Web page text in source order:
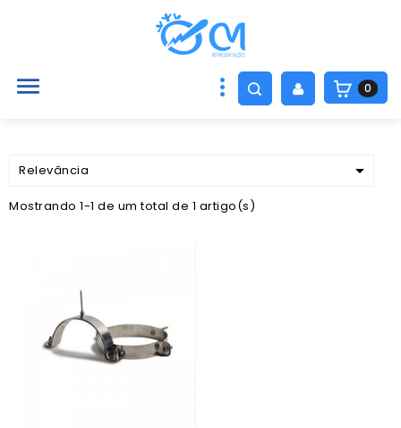
 0
Relevância 
Mostrando 1-1 de um total de 1 artigo(s)